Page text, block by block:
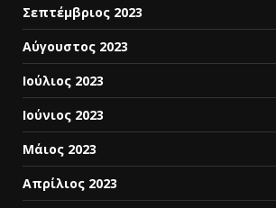
Σεπτέμβριος 2023
Αύγουστος 2023
Ιούλιος 2023
Ιούνιος 2023
Μάιος 2023
Απρίλιος 2023